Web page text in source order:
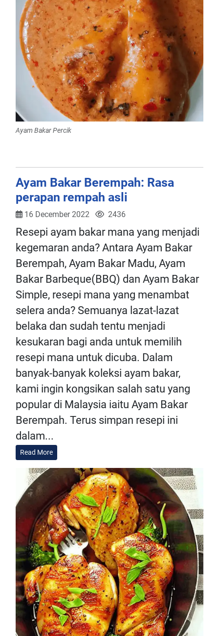
Ayam Bakar Percik
Ayam Bakar Berempah: Rasa
perapan rempah asli
16 December 2022 2436
Resepi ayam bakar mana yang menjadi
kegemaran anda? Antara Ayam Bakar
Berempah, Ayam Bakar Madu, Ayam
Bakar Barbeque(BBQ) dan Ayam Bakar
Simple, resepi mana yang menambat
selera anda? Semuanya lazat-lazat
belaka dan sudah tentu menjadi
kesukaran bagi anda untuk memilih
resepi mana untuk dicuba. Dalam
banyak-banyak koleksi ayam bakar,
kami ingin kongsikan salah satu yang
popular di Malaysia iaitu Ayam Bakar
Berempah. Terus simpan resepi ini
dalam...
Read More